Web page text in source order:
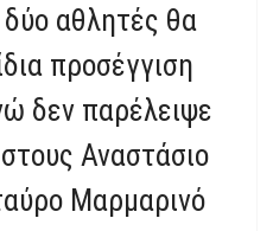
δύο αθλητές θα
προσέγγιση
δεν παρέλειψε
Αναστάσιο
Μαρμαρινό